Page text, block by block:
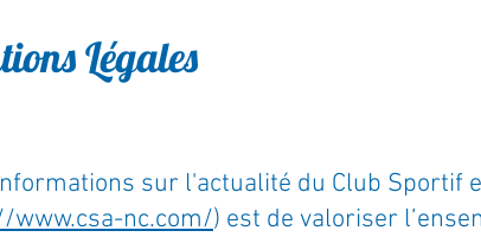
Légales
sur l'actualité du Club Sportif
www.csa-nc.com/) est de valoriser